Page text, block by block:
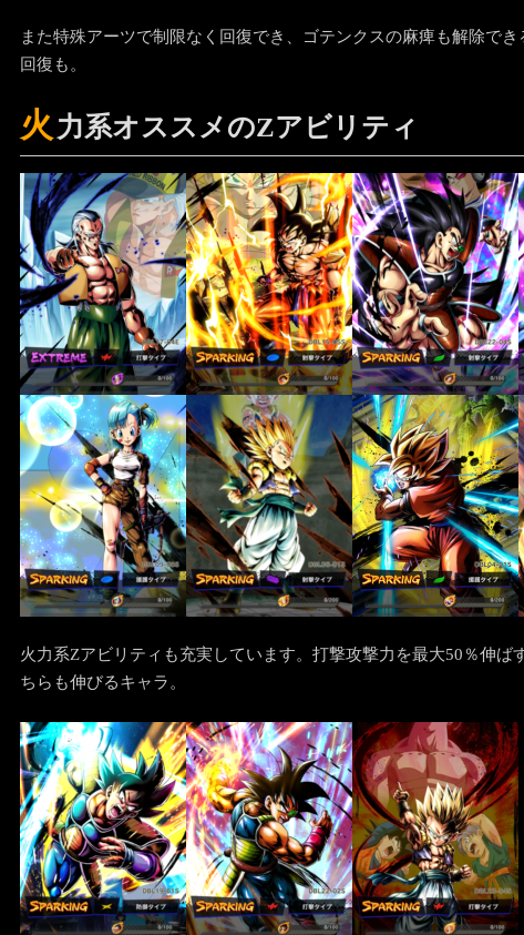
また特殊アーツで制限なく回復でき、ゴテンクスの麻痺も解除で
回復も。
火 力系オススメのZアビリティ
火力系Zアビリティも充実しています。打撃攻撃力を最大50％伸
ちらも伸びるキャラ。